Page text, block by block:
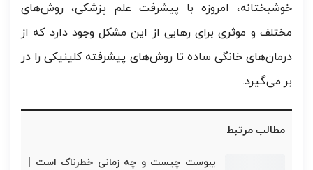
خوشبختانه، امروزه با پیشرفت علم پزشکی، روش‌های
مختلف و موثری برای رهایی از این مشکل وجود دارد که از
درمان‌های خانگی ساده تا روش‌های پیشرفته کلینیکی را در
بر می‌گیرد.
مطالب مرتبط
یبوست چیست و چه زمانی خطرناک است |